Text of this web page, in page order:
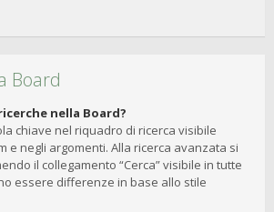
Board
nella Board?
chiave nel riquadro di ricerca visibile
e negli argomenti. Alla ricerca avanzata si
il collegamento “Cerca” visibile in tutte
essere differenze in base allo stile